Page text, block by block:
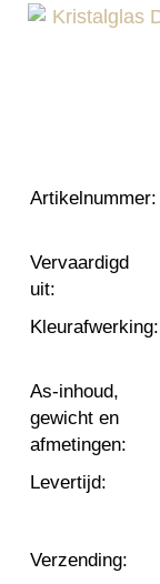
Artikelnummer:
Vervaardigd
uit:
Kleurafwerking:
As-inhoud,
gewicht en
afmetingen:
Levertijd:
Verzending: